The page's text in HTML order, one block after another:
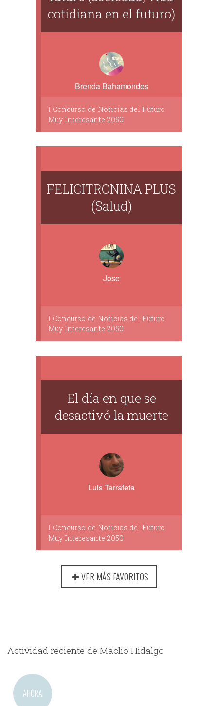
cotidiana en el futuro)
Brenda Bahamondes
I Concurso de Noticias del Futuro
Muy Interesante 2050
FELICITRONINA PLUS
(Salud)
Jose
I Concurso de Noticias del Futuro
Muy Interesante 2050
El día en que se
desactivó la muerte
Luis Tarrafeta
I Concurso de Noticias del Futuro
Muy Interesante 2050
VER MÁS FAVORITOS
Actividad reciente de Maclio Hidalgo
AHORA